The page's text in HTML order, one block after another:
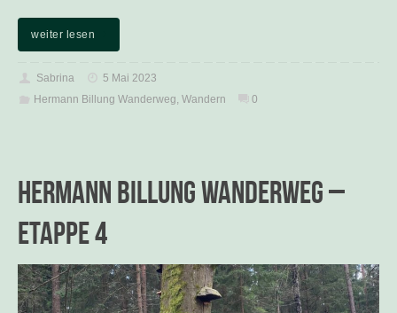
weiter lesen
Sabrina
5 Mai 2023
Hermann Billung Wanderweg Wandern 0
Hermann Billung Wanderweg –
Etappe 4